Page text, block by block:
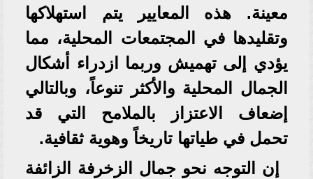
معينة. هذه المعايير يتم استهلاكها
وتقليدها في المجتمعات المحلية، مما
يؤدي إلى تهميش وربما ازدراء أشكال
الجمال المحلية والأكثر تنوعاً، وبالتالي
إضعاف الاعتزاز بالملامح التي قد
تحمل في طياتها تاريخاً وهوية ثقافية.
إن التوجه نحو جمال الزخرفة الزائفة